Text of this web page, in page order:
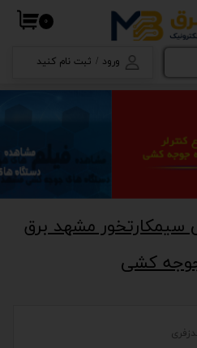
ورود / ثبت نام کنید
۰
مشهد برق
کشی